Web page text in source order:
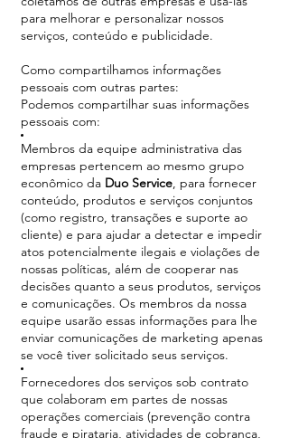
para melhorar e personalizar nossos
serviços, conteúdo e publicidade.
Como compartilhamos informações
pessoais com outras partes:
Podemos compartilhar suas informações
pessoais com:
Membros da equipe administrativa das
empresas pertencem ao mesmo grupo
econômico da Duo Service, para fornecer
conteúdo, produtos e serviços conjuntos
(como registro, transações e suporte ao
cliente) e para ajudar a detectar e impedir
atos potencialmente ilegais e violações de
nossas políticas, além de cooperar nas
decisões quanto a seus produtos, serviços
e comunicações. Os membros da nossa
equipe usarão essas informações para lhe
enviar comunicações de marketing apenas
se você tiver solicitado seus serviços.
Fornecedores dos serviços sob contrato
que colaboram em partes de nossas
operações comerciais (prevenção contra
fraude e pirataria, atividades de cobrança,